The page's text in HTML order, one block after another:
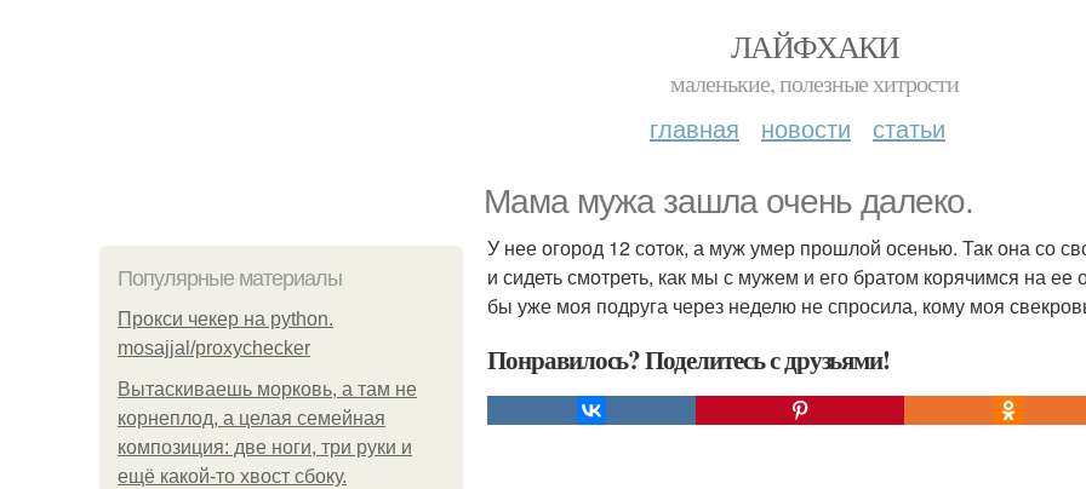
ЛАЙФХАКИ
маленькие, полезные хитрости
главная новости статьи
Мама мужа зашла очень далеко.
Популярные материалы
Прокси чекер на python.
mosajjal/proxychecker
Вытаскиваешь морковь, а там не
корнеплод, а целая семейная
композиция: две ноги, три руки и
ещё какой-то хвост сбоку.
У нее огород 12 соток, а муж умер прошлой осенью. Так она со
и сидеть смотреть, как мы с мужем и его братом корячимся на
бы уже моя подруга через неделю не спросила, кому моя
Понравилось? Поделитесь с друзьями!